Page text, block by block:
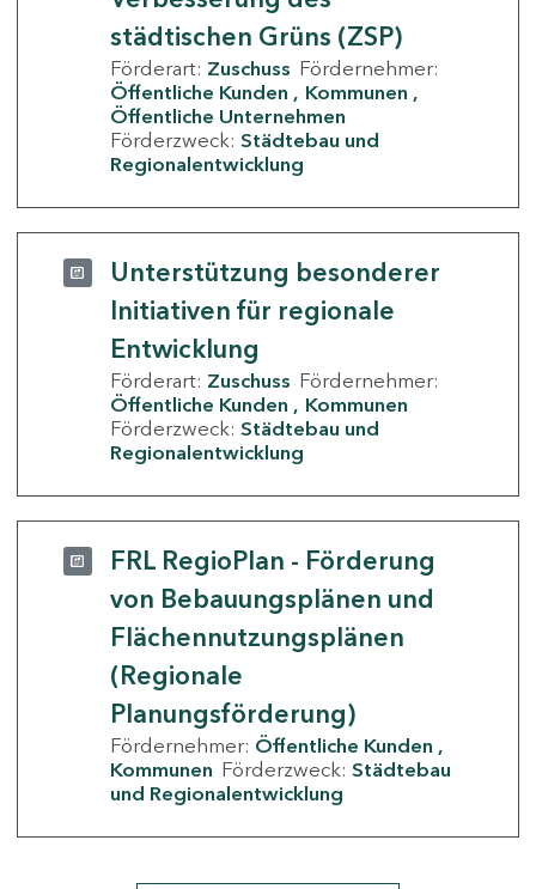
städtischen Grüns (ZSP)
Förderart: Zuschuss Fördernehmer:
Öffentliche Kunden
Kommunen
Öffentliche Unternehmen
Förderzweck: Städtebau und
Regionalentwicklung
Unterstützung besonderer
Initiativen für regionale
Entwicklung
Förderart: Zuschuss Fördernehmer:
Öffentliche Kunden
Kommunen
Förderzweck: Städtebau und
Regionalentwicklung
FRL RegioPlan - Förderung
von Bebauungsplänen und
Flächennutzungsplänen
(Regionale
Planungsförderung)
Fördernehmer: Öffentliche Kunden
Kommunen Förderzweck: Städtebau
und Regionalentwicklung